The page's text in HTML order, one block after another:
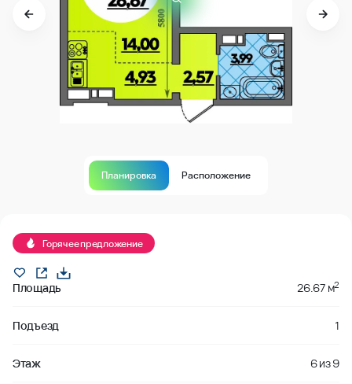
Планировка Расположение
Горячее предложение
Площадь 26.67 м2
Подъезд 1
Этаж 6из9